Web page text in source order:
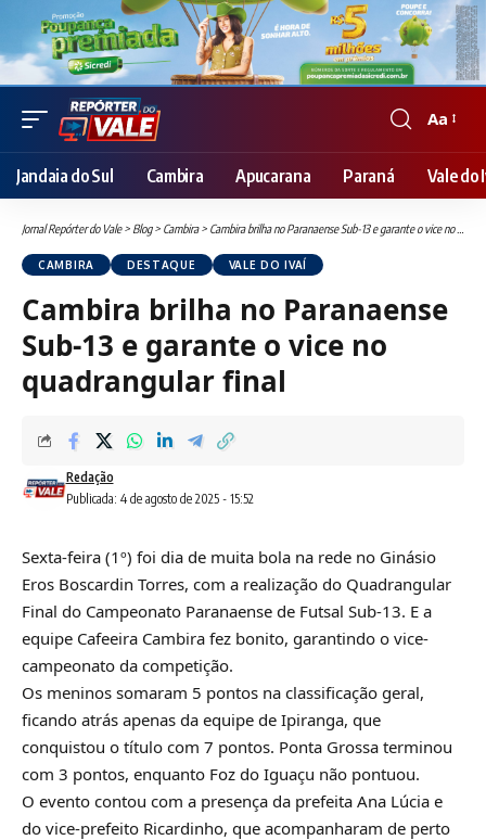
Font
Resizer
Aa
Jandaia do Sul Cambira Apucarana Paraná Vale do
Jornal Repórter do Vale> Blog> Cambira> Cambira brilha no Paranaense Sub-13 e garante o vice no quadrangular final
CAMBIRA DESTAQUE VALE DO IVAÍ
Cambira brilha no Paranaense
Sub-13 e garante o vice no
quadrangular final
Publicada: 4 de agosto de 2025 - 15:52
Redação
Sexta-feira (1º) foi dia de muita bola na rede no Ginásio
Eros Boscardin Torres, com a realização do Quadrangular
Final do Campeonato Paranaense de Futsal Sub-13. E a
equipe Cafeeira Cambira fez bonito, garantindo o vice-
campeonato da competição.
Os meninos somaram 5 pontos na classificação geral,
ficando atrás apenas da equipe de Ipiranga, que
conquistou o título com 7 pontos. Ponta Grossa terminou
com 3 pontos, enquanto Foz do Iguaçu não pontuou.
O evento contou com a presença da prefeita Ana Lúcia e
do vice-prefeito Ricardinho, que acompanharam de perto